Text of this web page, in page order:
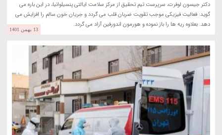
دکتر جیسون لوفرت، سرپرست تیم تحقیق از مرکز سلامت ایالتی پنسیلوانیا، در این باره می
گوید: فعالیت فیزیکی موجب تقویت ضربان قلب می گردد و جریان خون سالم را افزایش می
دهد. بعلاوه ریه ها را باز نموده و هورمون اندورفین آزاد می گردد.
13 بهمن 1401